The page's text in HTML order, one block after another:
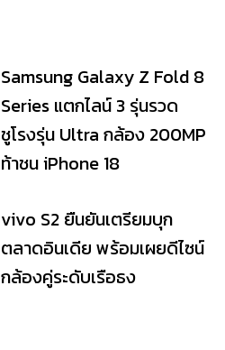
Samsung Galaxy Z Fold 8
Series แตกไลน์ 3 รุ่นรวด
ชูโรงรุ่น Ultra กล้อง 200MP
ท้าชน iPhone 18
vivo S2 ยืนยันเตรียมบุก
ตลาดอินเดีย พร้อมเผยดีไซน์
กล้องคู่ระดับเรือธง